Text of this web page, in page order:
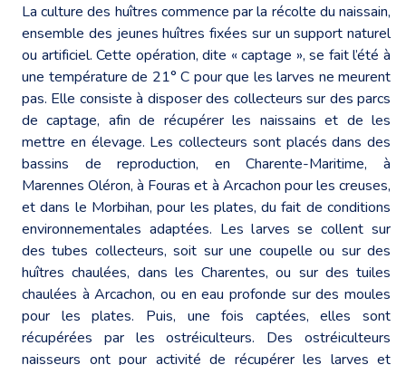
La culture des huîtres commence par la récolte du naissain,
ensemble des jeunes huîtres fixées sur un support naturel
ou artificiel. Cette opération, dite « captage », se fait l’été à
une température de 21° C pour que les larves ne meurent
pas. Elle consiste à disposer des collecteurs sur des parcs
de captage, afin de récupérer les naissains et de les
mettre en élevage. Les collecteurs sont placés dans des
bassins de reproduction, en Charente-Maritime, à
Marennes Oléron, à Fouras et à Arcachon pour les creuses,
et dans le Morbihan, pour les plates, du fait de conditions
environnementales adaptées. Les larves se collent sur
des tubes collecteurs, soit sur une coupelle ou sur des
huîtres chaulées, dans les Charentes, ou sur des tuiles
chaulées à Arcachon, ou en eau profonde sur des moules
pour les plates. Puis, une fois captées, elles sont
récupérées par les ostréiculteurs. Des ostréiculteurs
naisseurs ont pour activité de récupérer les larves et